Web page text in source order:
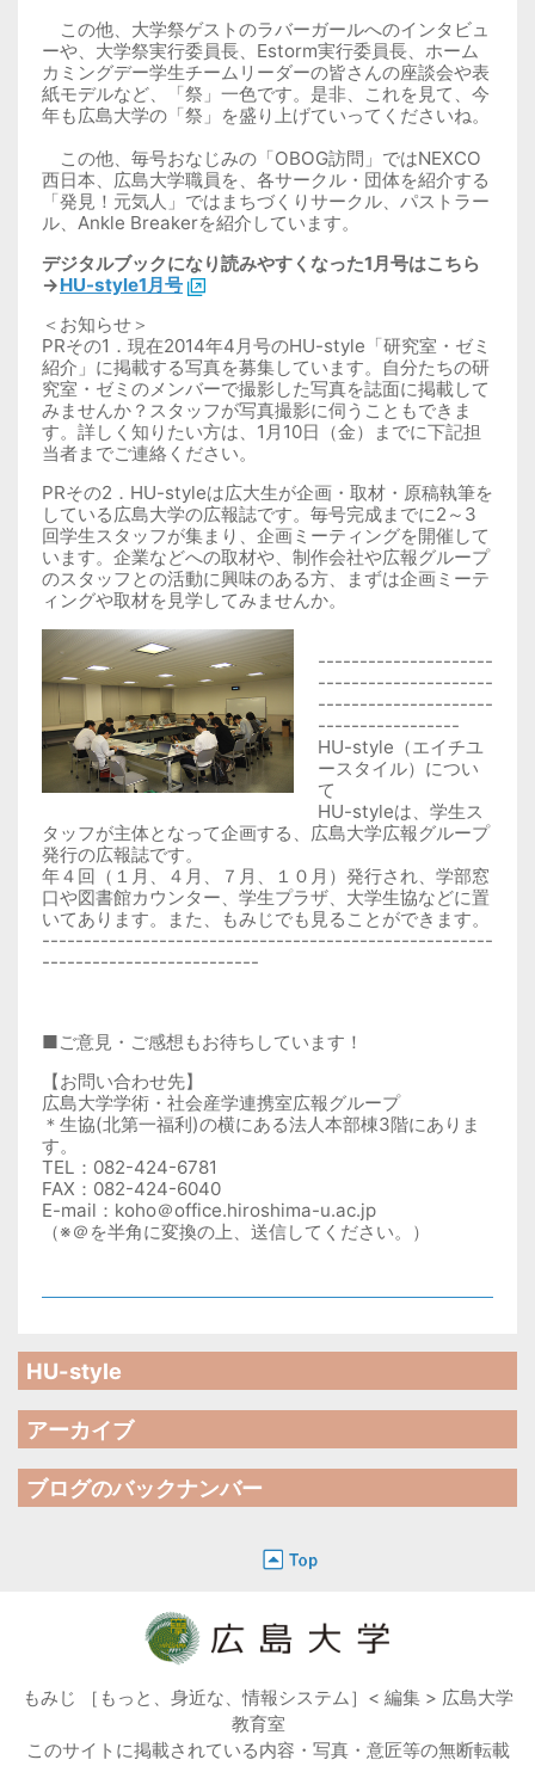
この他、大学祭ゲストのラバーガールへのインタビュ
ーや、大学祭実行委員長、Estorm実行委員長、ホーム
カミングデー学生チームリーダーの皆さんの座談会や表
紙モデルなど、「祭」一色です。是非、これを見て、今
年も広島大学の「祭」を盛り上げていってくださいね。
この他、毎号おなじみの「OBOG訪問」ではNEXCO
西日本、広島大学職員を、各サークル・団体を紹介する
「発見！元気人」ではまちづくりサークル、パストラー
ル、Ankle Breakerを紹介しています。
デジタルブックになり読みやすくなった1月号はこちら
→HU-style1月号
＜お知らせ＞
PRその1．現在2014年4月号のHU-style「研究室・ゼミ
紹介」に掲載する写真を募集しています。自分たちの研
究室・ゼミのメンバーで撮影した写真を誌面に掲載して
みませんか？スタッフが写真撮影に伺うこともできま
す。詳しく知りたい方は、1月10日（金）までに下記担
当者までご連絡ください。
PRその2．HU-styleは広大生が企画・取材・原稿執筆を
している広島大学の広報誌です。毎号完成までに2～3
回学生スタッフが集まり、企画ミーティングを開催して
います。企業などへの取材や、制作会社や広報グループ
のスタッフとの活動に興味のある方、まずは企画ミーテ
ィングや取材を見学してみませんか。
---------------------
---------------------
---------------------
-----------------
HU-style（エイチユ
ースタイル）につい
て
HU-styleは、学生ス
タッフが主体となって企画する、広島大学広報グループ
発行の広報誌です。
年４回（１月、４月、７月、１０月）発行され、学部窓
口や図書館カウンター、学生プラザ、大学生協などに置
いてあります。また、もみじでも見ることができます。
------------------------------------------------------
--------------------------
■ご意見・ご感想もお待ちしています！
【お問い合わせ先】
広島大学学術・社会産学連携室広報グループ
＊生協(北第一福利)の横にある法人本部棟3階にありま
す。
TEL：082-424-6781
FAX：082-424-6040
E-mail：koho＠office.hiroshima-u.ac.jp
（※＠を半角に変換の上、送信してください。）
HU-style
アーカイブ
ブログのバックナンバー
もみじ ［もっと、身近な、情報システム］< 編集 > 広島大学
教育室
このサイトに掲載されている内容・写真・意匠等の無断転載